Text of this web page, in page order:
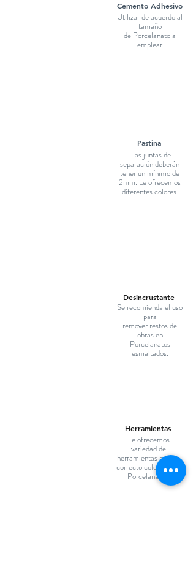
Cemento Adhesivo
Utilizar de acuerdo al
tamaño
de Porcelanato a
emplear
Pastina
Las juntas de
separación deberán
tener un mínimo de
2mm. Le ofrecemos
diferentes colores.
Desincrustante
Se recomienda el uso
para
remover restos de
obras en
Porcelanatos
esmaltados.
Herramientas
Le ofrecemos
variedad de
herramientas para el
correcto colocado de
Porcelanatos.